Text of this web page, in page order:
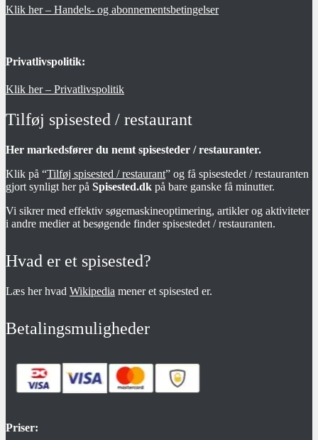
Klik her – Handels- og abonnementsbetingelser
Privatlivspolitik:
Klik her – Privatlivspolitik
Tilføj spisested / restaurant
Her markedsfører du nemt spisesteder / restauranter.
Klik på “Tilføj spisested / restaurant” og få spisestedet / restauranten
gjort synligt her på Spisested.dk på bare ganske få minutter.
Vi sikrer med effektiv søgemaskineoptimering, artikler og aktiviteter
i andre medier at besøgende finder spisestedet / restauranten.
Hvad er et spisested?
Læs her hvad Wikipedia mener et spisested er.
Betalingsmuligheder
Priser: